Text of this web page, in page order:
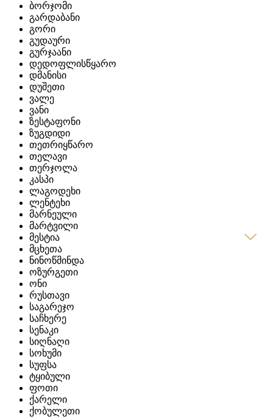
ბორჯომი
გარდაბანი
გორი
გუდაური
გურჯაანი
დედოფლისწყარო
დმანისი
დუშეთი
ვალე
ვანი
ზესტაფონი
ზუგდიდი
თეთრიყწარო
თელავი
თერჯოლა
კასპი
ლაგოდეხი
ლენტეხი
მარნეული
მარტვილი
მესტია
მცხეთა
ნინოწმინდა
ოზურგეთი
ონი
რუსთავი
საგარეჯო
საჩხერე
სენაკი
სიღნაღი
სოხუმი
სუფსა
ტყიბული
ფოთი
ქარელი
ქობულეთი